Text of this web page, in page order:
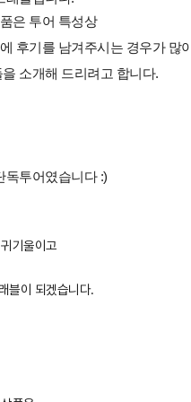
은 투어 특성상
후기를 남겨주시는 경우가 많
소개해 드리려고 합니다.
독투어였습니다 :)
기울이고
블이 되겠습니다.